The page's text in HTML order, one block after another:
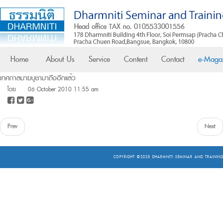
Home About Us Service Content Contact e-
เทศกาลมาฆบูชามาถึงอีกแล้ว
โดย 06 October 2010 11:55 am
Prev Next
COPYRIGHT ©2025 DHARMNITI SEMINAR AND